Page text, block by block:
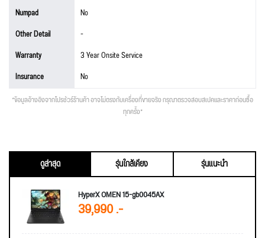
Numpad
No
Other Detail
-
Warranty
3 Year Onsite Service
Insurance
No
*ข้อมูลอ้างอิงจากโปรชัวร์ร้านค้า อาจไม่ตรงกับเครื่องที่ขายจริง กรุณาตรวจสอบสเปคและราคาก่อนซื้อ
ทุกครั้ง*
ดูล่าสุด รุ่นใกล้เคียง
รุ่นแนะนำ
HyperX OMEN 15-gb0045AX
39,990 .-